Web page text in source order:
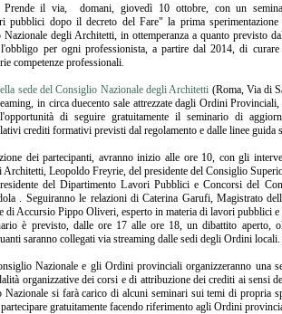
il via, domani, giovedì 10 ottobre, con un
pubblici dopo il decreto del Fare" la prima
Nazionale degli Architetti, in ottemperanza a quanto previsto
per ogni professionista, a partire dal 2014, di
competenze professionali.
sede del Consiglio Nazionale degli Architetti (Roma, Via di
in circa duecento sale attrezzate dagli Ordini
di seguire gratuitamente il seminario di
crediti formativi previsti dal regolamento e dalle linee guida
dei partecipanti, avranno inizio alle ore 10, con gli
Leopoldo Freyrie, del presidente del Consiglio
del Dipartimento Lavori Pubblici e Concorsi del
. Seguiranno le relazioni di Caterina Garufi, Magistrato
di Accursio Pippo Oliveri, esperto in materia di lavori pubblici e
è previsto, dalle ore 17 alle ore 18, un dibattito aperto,
saranno collegati via streaming dalle sedi degli Ordini locali.
Nazionale e gli Ordini provinciali organizzeranno una
organizzative dei corsi e di attribuzione dei crediti ai sensi
si farà carico di alcuni seminari sui temi di propria
gratuitamente facendo riferimento agli Ordini